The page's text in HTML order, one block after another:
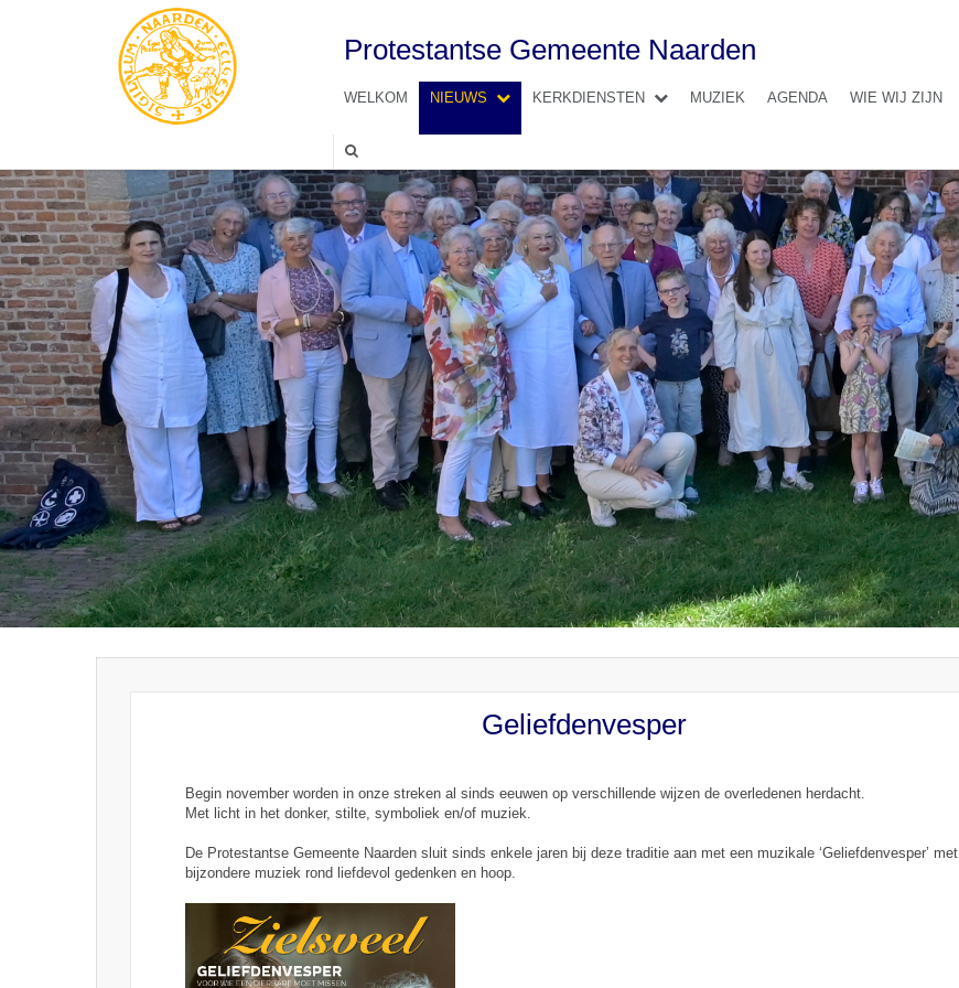
Protestantse Gemeente Naarden
WELKOM NIEUWS KERKDIENSTEN MUZIEK AGENDA WIE WIJ ZIJN
Geliefdenvesper
Begin november worden in onze streken al sinds eeuwen op verschillende wijzen de overledenen herdacht.
Met licht in het donker, stilte, symboliek en/of muziek.
De Protestantse Gemeente Naarden sluit sinds enkele jaren bij deze traditie aan met een muzikale ‘Geliefdenvesper’ met
bijzondere muziek rond liefdevol gedenken en hoop.